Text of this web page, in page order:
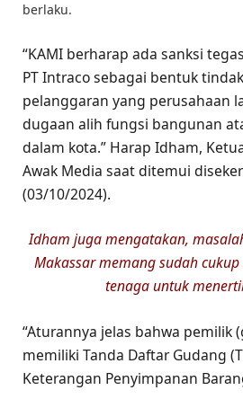
berlaku.
“KAMI berharap ada sanksi
PT Intraco sebagai bentuk
pelanggaran yang perusahaan
dugaan alih fungsi bangunan
dalam kota.” Harap Idham,
Awak Media saat ditemui
(03/10/2024).
Idham juga mengatakan,
Makassar memang sudah
tenaga untuk
“Aturannya jelas bahwa pemilik
memiliki Tanda Daftar Gudang
Keterangan Penyimpanan